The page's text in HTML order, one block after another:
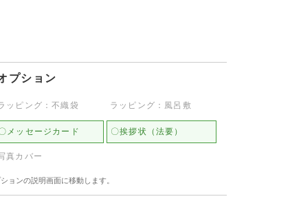
プション
ッピング：不織袋 ラッピング：風呂敷
メッセージカード 〇挨拶状（法要）
真カバー
ョンの説明画面に移動します。